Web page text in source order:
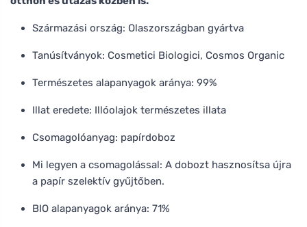
Származási ország: Olaszországban gyártva
Tanúsítványok: Cosmetici Biologici, Cosmos Organic
Természetes alapanyagok aránya: 99%
Illat eredete: Illóolajok természetes illata
Csomagolóanyag: papírdoboz
Mi legyen a csomagolással: A dobozt hasznosítsa újra
a papír szelektív gyűjtőben.
BIO alapanyagok aránya: 71%